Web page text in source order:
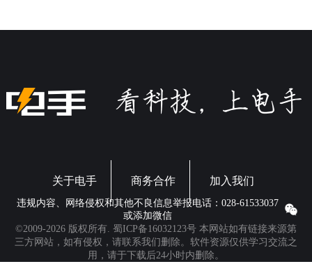
违规内容、网络侵权和其他不良信息举报电话：028-61533037
或添加微信
©2009-2026 版权所有.蜀ICP备16032123号 本网站如有链接来源第
三方网站，如有侵权，请联系我们删除。软件资源仅供学习交流之
用，请于下载后24小时内删除。